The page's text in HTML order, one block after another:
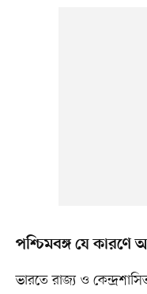
পশ্চিমবঙ্গ যে
ভারতে রাজ্য ও